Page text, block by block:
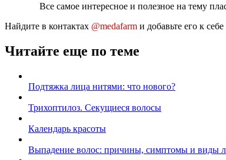
Все самое интересное и полезное на тему
Найдите в контактах @medafarm и добавьте его к
Читайте еще по теме
Подтяжка лица нитями: что нового?
Трихоптилоз. Секущиеся волосы
Календарь красоты
Выпадение волос: причины, симптомы и виды